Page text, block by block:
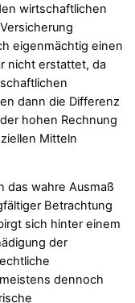
wirtschaftlichen
eigenmächtig einen
nicht erstattet, da
dann die Differenz
hohen Rechnung
Mitteln
das wahre Ausmaß
Betrachtung
sich hinter einem
der
dennoch